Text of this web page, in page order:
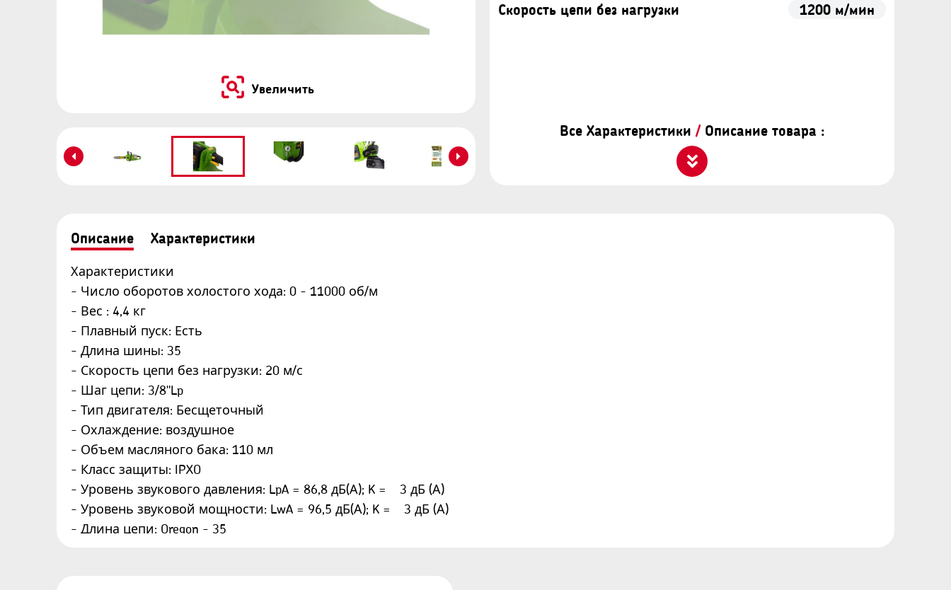
Увеличить
Скорость цепи без нагрузки
1200 м/мин
Все Характеристики /Описание товара :
Описание Характеристики
Характеристики
- Число оборотов холостого хода: 0 - 11000 об/м
- Вес : 4,4 кг
- Плавный пуск: Есть
- Длина шины: 35
- Скорость цепи без нагрузки: 20 м/с
- Шаг цепи: 3/8"Lp
- Тип двигателя: Бесщеточный
- Охлаждение: воздушное
- Объем масляного бака: 110 мл
- Класс защиты: IPXO
- Уровень звукового давления: LpA = 86,8 дБ(А); K = ± 3 дБ (А)
- Уровень звуковой мощности: LwA = 96,5 дБ(А); K = ± 3 дБ (А)
- Длина цепи: Oregon - 35